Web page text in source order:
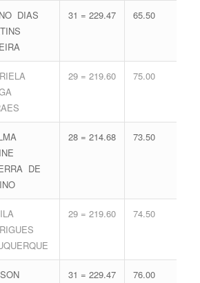
DIAS
31 = 229.47 65.50
29 = 219.60 75.00
DE
28 = 214.68 73.50
29 = 219.60 74.50
31 = 229.47 76.00